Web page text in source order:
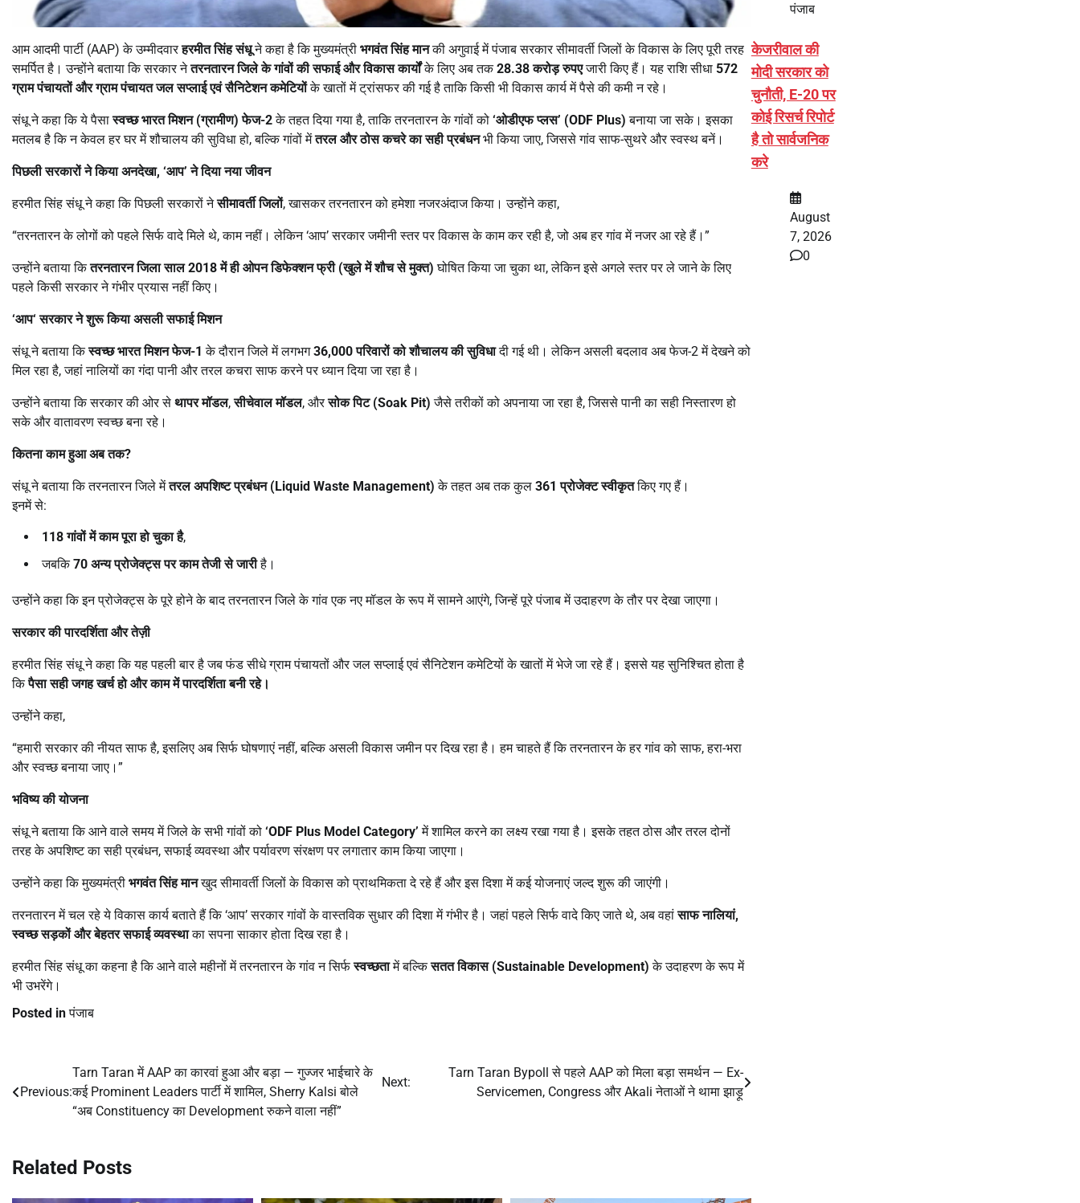
आम आदमी पार्टी (AAP) के उम्मीदवारहरमीत सिंह संधूने कहा है कि मुख्यमंत्री भगवंत सिंह मानकी अगुवाई में पंजाब सरकार सीमावर्ती जिलों के विकास के लिए पूरी तरह
समर्पित है। उन्होंने बताया कि सरकार नेतरनतारन जिले के गांवों की सफाई और विकास कार्योंके लिए अब तक28.38करोड़ रुपएजारी किए हैं। यह राशि सीधा 572
ग्राम पंचायतों और ग्राम पंचायत जल सप्लाई एवं सैनिटेशन कमेटियोंके खातों में ट्रांसफर की गई है ताकि किसी भी विकास कार्य में पैसे की कमी न रहे।
संधू ने कहा कि ये पैसास्वच्छ भारत मिशन (ग्रामीण) फेज-2के तहत दिया गया है, ताकि तरनतारन के गांवों को ‘ओडीएफ प्लस’ (ODF Plus) बनाया जा सके। इसका
मतलब है कि न केवल हर घर में शौचालय की सुविधा हो, बल्कि गांवों मेंतरल और ठोस कचरे का सही प्रबंधनभी किया जाए, जिससे गांव साफ-सुथरे और स्वस्थ बनें।
पिछली सरकारों ने किया अनदेखा, ‘आप’ने दिया नया जीवन
हरमीत सिंह संधू ने कहा कि पिछली सरकारों नेसीमावर्ती जिलों, खासकर तरनतारन को हमेशा नजरअंदाज किया। उन्होंने कहा,
“तरनतारन के लोगों को पहले सिर्फ वादे मिले थे, काम नहीं। लेकिन ‘आप’ सरकार जमीनी स्तर पर विकास के काम कर रही है, जो अब हर गांव में नजर आ रहे हैं।”
उन्होंने बताया कितरनतारन जिला साल2018में ही ओपन डिफेक्शन फ्री (खुले में शौच से मुक्त) घोषित किया जा चुका था, लेकिन इसे अगले स्तर पर ले जाने के लिए
पहले किसी सरकार ने गंभीर प्रयास नहीं किए।
‘आप‘सरकार ने शुरू किया असली सफाई मिशन
संधू ने बताया किस्वच्छ भारत मिशन फेज-1 के दौरान जिले में लगभग36,000परिवारों को शौचालय की सुविधादी गई थी। लेकिन असली बदलाव अब फेज-2 में देखने को
मिल रहा है, जहां नालियों का गंदा पानी और तरल कचरा साफ करने पर ध्यान दिया जा रहा है।
उन्होंने बताया कि सरकार की ओर से थापर मॉडल,सीचेवाल मॉडल, औरसोक पिट (Soak Pit) जैसे तरीकों को अपनाया जा रहा है, जिससे पानी का सही निस्तारण हो
सके और वातावरण स्वच्छ बना रहे।
कितना काम हुआ अब तक?
संधू ने बताया कि तरनतारन जिले मेंतरल अपशिष्ट प्रबंधन (Liquid Waste Management) के तहत अब तक कुल 361प्रोजेक्ट स्वीकृतकिए गए हैं।
इनमें से:
118गांवों में काम पूरा हो चुका है,
जबकि70 अन्य प्रोजेक्ट्स पर काम तेजी से जारीहै।
उन्होंने कहा कि इन प्रोजेक्ट्स के पूरे होने के बाद तरनतारन जिले के गांव एक नए मॉडल के रूप में सामने आएंगे, जिन्हें पूरे पंजाब में उदाहरण के तौर पर देखा जाएगा।
सरकार की पारदर्शिता और तेज़ी
हरमीत सिंह संधू ने कहा कि यह पहली बार है जब फंड सीधे ग्राम पंचायतों और जल सप्लाई एवं सैनिटेशन कमेटियों के खातों में भेजे जा रहे हैं। इससे यह सुनिश्चित होता है
किपैसा सही जगह खर्च हो और काम में पारदर्शिता बनी रहे।
उन्होंने कहा,
“हमारी सरकार की नीयत साफ है, इसलिए अब सिर्फ घोषणाएं नहीं, बल्कि असली विकास जमीन पर दिख रहा है। हम चाहते हैं कि तरनतारन के हर गांव को साफ, हरा-भरा
और स्वच्छ बनाया जाए।”
भविष्य की योजना
संधू ने बताया कि आने वाले समय में जिले के सभी गांवों को ‘ODF Plus Model Category’ में शामिल करने का लक्ष्य रखा गया है। इसके तहत ठोस और तरल दोनों
तरह के अपशिष्ट का सही प्रबंधन, सफाई व्यवस्था और पर्यावरण संरक्षण पर लगातार काम किया जाएगा।
उन्होंने कहा कि मुख्यमंत्री भगवंत सिंह मानखुद सीमावर्ती जिलों के विकास को प्राथमिकता दे रहे हैं और इस दिशा में कई योजनाएं जल्द शुरू की जाएंगी।
तरनतारन में चल रहे ये विकास कार्य बताते हैं कि ‘आप’ सरकार गांवों के वास्तविक सुधार की दिशा में गंभीर है। जहां पहले सिर्फ वादे किए जाते थे, अब वहांसाफ नालियां,
स्वच्छ सड़कों और बेहतर सफाई व्यवस्थाका सपना साकार होता दिख रहा है।
हरमीत सिंह संधू का कहना है कि आने वाले महीनों में तरनतारन के गांव न सिर्फस्वच्छतामें बल्किसतत विकास (Sustainable Development) के उदाहरण के रूप में
भी उभरेंगे।
Posted inपंजाब
navigation
Previous:
Tarn Taran में AAP का कारवां हुआ और बड़ा — गुज्जर भाईचारे के
कई Prominent Leaders पार्टी में शामिल, Sherry Kalsi बोले
“अब Constituency का Development रुकने वाला नहीं”
Next:
Tarn Taran Bypoll से पहले AAP को मिला बड़ा समर्थन — Ex-
Servicemen, Congress और Akali नेताओं ने थामा झाड़ू
Related Posts
पंजाब
केजरीवाल की
मोदी सरकार को
चुनौती, E-20 पर
कोई रिसर्च रिपोर्ट
है तो सार्वजनिक
करे
August
7, 2026
0